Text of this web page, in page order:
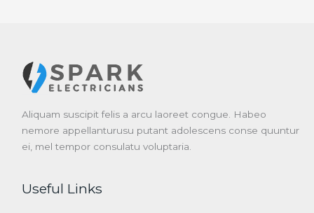
Aliquam suscipit felis a arcu laoreet congue. Habeo
nemore appellanturusu putant adolescens conse quuntur
ei, mel tempor consulatu voluptaria.
Useful Links